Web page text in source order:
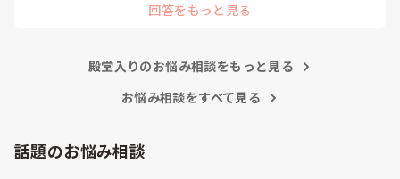
ることがどんどん増えていったと思っています。
朝の情報収集にも時間がかかり、結果、患者のことがわから
の意味があるのか疑問です。
やったことないの！？もう10ヶ月なんだから、未経験なこと
と意見交換を行うべきと思いますよ🎵それに人手が足りないの
の向き合い方になると思いますよ🎵僕は昔の人間なので、昔は
いと思います。昔は患者様、スタッフ全員に目を配れる人が沢
るなら実施してみてはどうでしょうか⁉️そういう事と思います
回答をもっと見る
殿堂入りのお悩み相談をもっと見る
お悩み相談をすべて見る
話題のお悩み相談